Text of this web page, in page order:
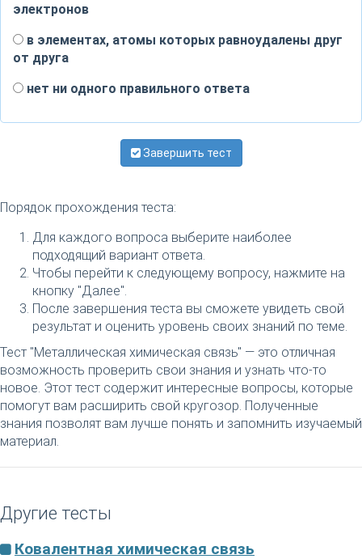
электронов
в элементах, атомы которых равноудалены друг
от друга
нет ни одного правильного ответа
Завершить тест
Порядок прохождения теста:
Для каждого вопроса выберите наиболее
подходящий вариант ответа.
Чтобы перейти к следующему вопросу, нажмите на
кнопку "Далее".
После завершения теста вы сможете увидеть свой
результат и оценить уровень своих знаний по теме.
Тест "Металлическая химическая связь" — это отличная
возможность проверить свои знания и узнать что-то
новое. Этот тест содержит интересные вопросы, которые
помогут вам расширить свой кругозор. Полученные
знания позволят вам лучше понять и запомнить изучаемый
материал.
Другие тесты
Ковалентная химическая связь